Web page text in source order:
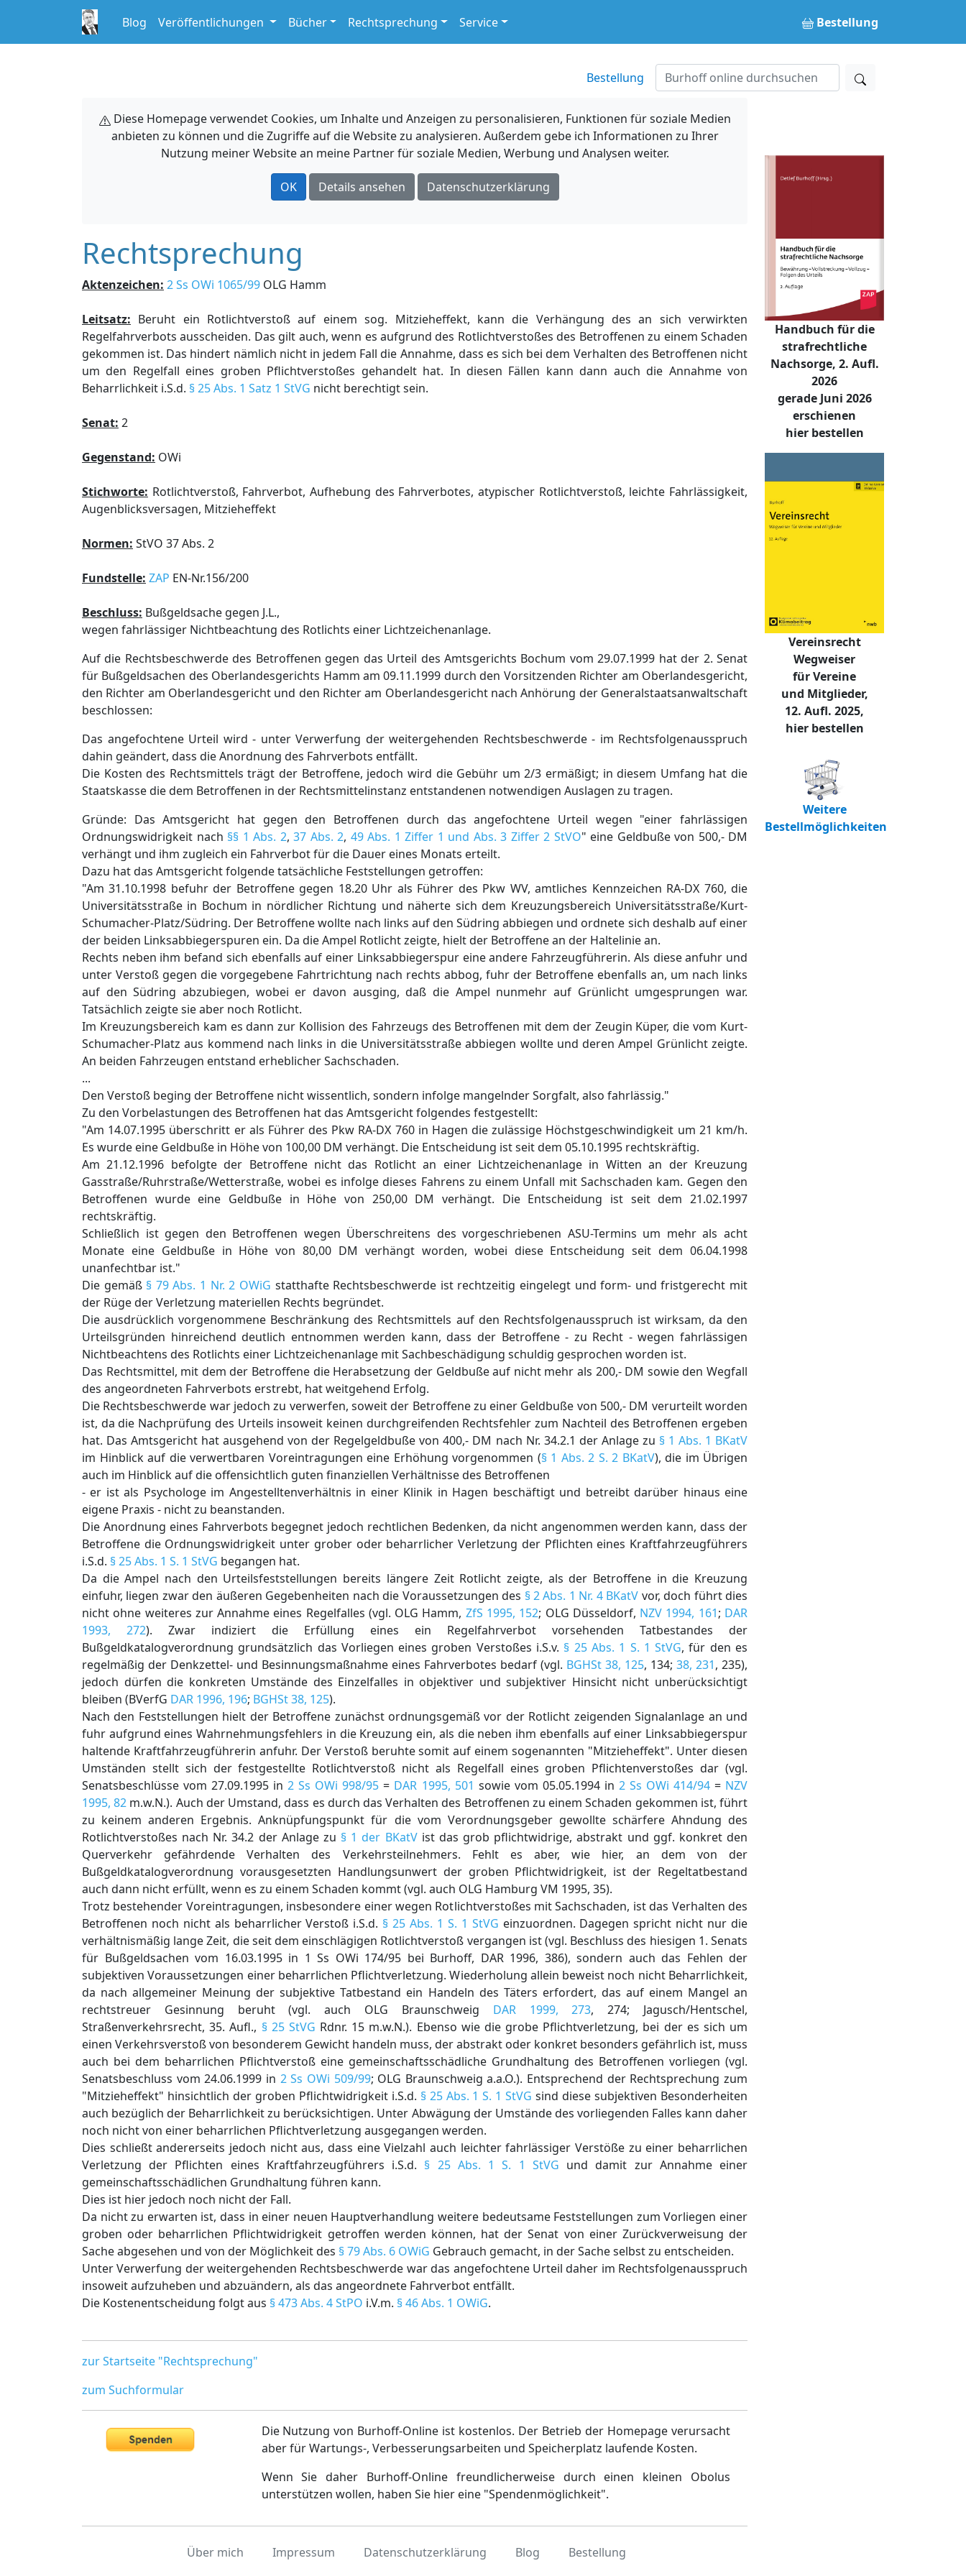
Blog Veröffentlichungen Bücher Rechtsprechung Service Bestellung
Bestellung
Diese Homepage verwendet Cookies, um Inhalte und Anzeigen zu personalisieren, Funktionen für soziale Medien
anbieten zu können und die Zugriffe auf die Website zu analysieren. Außerdem gebe ich Informationen zu Ihrer
Nutzung meiner Website an meine Partner für soziale Medien, Werbung und Analysen weiter.
OK Details ansehen Datenschutzerklärung
Rechtsprechung
Aktenzeichen: 2 Ss OWi 1065/99 OLG Hamm
Leitsatz: Beruht ein Rotlichtverstoß auf einem sog. Mitzieheffekt, kann die Verhängung des an sich verwirkten
Regelfahrverbots ausscheiden. Das gilt auch, wenn es aufgrund des Rotlichtverstoßes des Betroffenen zu einem Schaden
gekommen ist. Das hindert nämlich nicht in jedem Fall die Annahme, dass es sich bei dem Verhalten des Betroffenen nicht
um den Regelfall eines groben Pflichtverstoßes gehandelt hat. In diesen Fällen kann dann auch die Annahme von
Beharrlichkeit i.S.d. § 25 Abs. 1 Satz 1 StVG nicht berechtigt sein.
Senat: 2
Gegenstand: OWi
Stichworte: Rotlichtverstoß, Fahrverbot, Aufhebung des Fahrverbotes, atypischer Rotlichtverstoß, leichte Fahrlässigkeit,
Augenblicksversagen, Mitzieheffekt
Normen: StVO 37 Abs. 2
Fundstelle: ZAP EN-Nr.156/200
Beschluss: Bußgeldsache gegen J.L.,
wegen fahrlässiger Nichtbeachtung des Rotlichts einer Lichtzeichenanlage.
Auf die Rechtsbeschwerde des Betroffenen gegen das Urteil des Amtsgerichts Bochum vom 29.07.1999 hat der 2. Senat
für Bußgeldsachen des Oberlandesgerichts Hamm am 09.11.1999 durch den Vorsitzenden Richter am Oberlandesgericht,
den Richter am Oberlandesgericht und den Richter am Oberlandesgericht nach Anhörung der Generalstaatsanwaltschaft
beschlossen:
Das angefochtene Urteil wird - unter Verwerfung der weitergehenden Rechtsbeschwerde - im Rechtsfolgenausspruch
dahin geändert, dass die Anordnung des Fahrverbots entfällt.
Die Kosten des Rechtsmittels trägt der Betroffene, jedoch wird die Gebühr um 2/3 ermäßigt; in diesem Umfang hat die
Staatskasse die dem Betroffenen in der Rechtsmittelinstanz entstandenen notwendigen Auslagen zu tragen.
Gründe: Das Amtsgericht hat gegen den Betroffenen durch das angefochtene Urteil wegen "einer fahrlässigen
Ordnungswidrigkeit nach §§ 1 Abs. 2, 37 Abs. 2, 49 Abs. 1 Ziffer 1 und Abs. 3 Ziffer 2 StVO" eine Geldbuße von 500,- DM
verhängt und ihm zugleich ein Fahrverbot für die Dauer eines Monats erteilt.
Dazu hat das Amtsgericht folgende tatsächliche Feststellungen getroffen:
"Am 31.10.1998 befuhr der Betroffene gegen 18.20 Uhr als Führer des Pkw WV, amtliches Kennzeichen RA-DX 760, die
Universitätsstraße in Bochum in nördlicher Richtung und näherte sich dem Kreuzungsbereich Universitätsstraße/Kurt-
Schumacher-Platz/Südring. Der Betroffene wollte nach links auf den Südring abbiegen und ordnete sich deshalb auf einer
der beiden Linksabbiegerspuren ein. Da die Ampel Rotlicht zeigte, hielt der Betroffene an der Haltelinie an.
Rechts neben ihm befand sich ebenfalls auf einer Linksabbiegerspur eine andere Fahrzeugführerin. Als diese anfuhr und
unter Verstoß gegen die vorgegebene Fahrtrichtung nach rechts abbog, fuhr der Betroffene ebenfalls an, um nach links
auf den Südring abzubiegen, wobei er davon ausging, daß die Ampel nunmehr auf Grünlicht umgesprungen war.
Tatsächlich zeigte sie aber noch Rotlicht.
Im Kreuzungsbereich kam es dann zur Kollision des Fahrzeugs des Betroffenen mit dem der Zeugin Küper, die vom Kurt-
Schumacher-Platz aus kommend nach links in die Universitätsstraße abbiegen wollte und deren Ampel Grünlicht zeigte.
An beiden Fahrzeugen entstand erheblicher Sachschaden.
...
Den Verstoß beging der Betroffene nicht wissentlich, sondern infolge mangelnder Sorgfalt, also fahrlässig."
Zu den Vorbelastungen des Betroffenen hat das Amtsgericht folgendes festgestellt:
"Am 14.07.1995 überschritt er als Führer des Pkw RA-DX 760 in Hagen die zulässige Höchstgeschwindigkeit um 21 km/h.
Es wurde eine Geldbuße in Höhe von 100,00 DM verhängt. Die Entscheidung ist seit dem 05.10.1995 rechtskräftig.
Am 21.12.1996 befolgte der Betroffene nicht das Rotlicht an einer Lichtzeichenanlage in Witten an der Kreuzung
Gasstraße/Ruhrstraße/Wetterstraße, wobei es infolge dieses Fahrens zu einem Unfall mit Sachschaden kam. Gegen den
Betroffenen wurde eine Geldbuße in Höhe von 250,00 DM verhängt. Die Entscheidung ist seit dem 21.02.1997
rechtskräftig.
Schließlich ist gegen den Betroffenen wegen Überschreitens des vorgeschriebenen ASU-Termins um mehr als acht
Monate eine Geldbuße in Höhe von 80,00 DM verhängt worden, wobei diese Entscheidung seit dem 06.04.1998
unanfechtbar ist."
Die gemäß § 79 Abs. 1 Nr. 2 OWiG statthafte Rechtsbeschwerde ist rechtzeitig eingelegt und form- und fristgerecht mit
der Rüge der Verletzung materiellen Rechts begründet.
Die ausdrücklich vorgenommene Beschränkung des Rechtsmittels auf den Rechtsfolgenausspruch ist wirksam, da den
Urteilsgründen hinreichend deutlich entnommen werden kann, dass der Betroffene - zu Recht - wegen fahrlässigen
Nichtbeachtens des Rotlichts einer Lichtzeichenanlage mit Sachbeschädigung schuldig gesprochen worden ist.
Das Rechtsmittel, mit dem der Betroffene die Herabsetzung der Geldbuße auf nicht mehr als 200,- DM sowie den Wegfall
des angeordneten Fahrverbots erstrebt, hat weitgehend Erfolg.
Die Rechtsbeschwerde war jedoch zu verwerfen, soweit der Betroffene zu einer Geldbuße von 500,- DM verurteilt worden
ist, da die Nachprüfung des Urteils insoweit keinen durchgreifenden Rechtsfehler zum Nachteil des Betroffenen ergeben
hat. Das Amtsgericht hat ausgehend von der Regelgeldbuße von 400,- DM nach Nr. 34.2.1 der Anlage zu § 1 Abs. 1 BKatV
im Hinblick auf die verwertbaren Voreintragungen eine Erhöhung vorgenommen (§ 1 Abs. 2 S. 2 BKatV), die im Übrigen
auch im Hinblick auf die offensichtlich guten finanziellen Verhältnisse des Betroffenen
- er ist als Psychologe im Angestelltenverhältnis in einer Klinik in Hagen beschäftigt und betreibt darüber hinaus eine
eigene Praxis - nicht zu beanstanden.
Die Anordnung eines Fahrverbots begegnet jedoch rechtlichen Bedenken, da nicht angenommen werden kann, dass der
Betroffene die Ordnungswidrigkeit unter grober oder beharrlicher Verletzung der Pflichten eines Kraftfahrzeugführers
i.S.d. § 25 Abs. 1 S. 1 StVG begangen hat.
Da die Ampel nach den Urteilsfeststellungen bereits längere Zeit Rotlicht zeigte, als der Betroffene in die Kreuzung
einfuhr, liegen zwar den äußeren Gegebenheiten nach die Voraussetzungen des § 2 Abs. 1 Nr. 4 BKatV vor, doch führt dies
nicht ohne weiteres zur Annahme eines Regelfalles (vgl. OLG Hamm, ZfS 1995, 152; OLG Düsseldorf, NZV 1994, 161; DAR
1993, 272). Zwar indiziert die Erfüllung eines ein Regelfahrverbot vorsehenden Tatbestandes der
Bußgeldkatalogverordnung grundsätzlich das Vorliegen eines groben Verstoßes i.S.v. § 25 Abs. 1 S. 1 StVG, für den es
regelmäßig der Denkzettel- und Besinnungsmaßnahme eines Fahrverbotes bedarf (vgl. BGHSt 38, 125, 134; 38, 231, 235),
jedoch dürfen die konkreten Umstände des Einzelfalles in objektiver und subjektiver Hinsicht nicht unberücksichtigt
bleiben (BVerfG DAR 1996, 196; BGHSt 38, 125).
Nach den Feststellungen hielt der Betroffene zunächst ordnungsgemäß vor der Rotlicht zeigenden Signalanlage an und
fuhr aufgrund eines Wahrnehmungsfehlers in die Kreuzung ein, als die neben ihm ebenfalls auf einer Linksabbiegerspur
haltende Kraftfahrzeugführerin anfuhr. Der Verstoß beruhte somit auf einem sogenannten "Mitzieheffekt". Unter diesen
Umständen stellt sich der festgestellte Rotlichtverstoß nicht als Regelfall eines groben Pflichtenverstoßes dar (vgl.
Senatsbeschlüsse vom 27.09.1995 in2 Ss OWi 998/95 = DAR 1995, 501 sowie vom 05.05.1994 in 2 Ss OWi 414/94= NZV
1995, 82 m.w.N.). Auch der Umstand, dass es durch das Verhalten des Betroffenen zu einem Schaden gekommen ist, führt
zu keinem anderen Ergebnis. Anknüpfungspunkt für die vom Verordnungsgeber gewollte schärfere Ahndung des
Rotlichtverstoßes nach Nr. 34.2 der Anlage zu § 1 der BKatVist das grob pflichtwidrige, abstrakt und ggf. konkret den
Querverkehr gefährdende Verhalten des Verkehrsteilnehmers. Fehlt es aber, wie hier, an dem von der
Bußgeldkatalogverordnung vorausgesetzten Handlungsunwert der groben Pflichtwidrigkeit, ist der Regeltatbestand
auch dann nicht erfüllt, wenn es zu einem Schaden kommt (vgl. auch OLG Hamburg VM 1995, 35).
Trotz bestehender Voreintragungen, insbesondere einer wegen Rotlichtverstoßes mit Sachschaden, ist das Verhalten des
Betroffenen noch nicht als beharrlicher Verstoß i.S.d. § 25 Abs. 1 S. 1 StVG einzuordnen. Dagegen spricht nicht nur die
verhältnismäßig lange Zeit, die seit dem einschlägigen Rotlichtverstoß vergangen ist (vgl. Beschluss des hiesigen 1. Senats
für Bußgeldsachen vom 16.03.1995 in 1 Ss OWi 174/95 bei Burhoff, DAR 1996, 386), sondern auch das Fehlen der
subjektiven Voraussetzungen einer beharrlichen Pflichtverletzung. Wiederholung allein beweist noch nicht Beharrlichkeit,
da nach allgemeiner Meinung der subjektive Tatbestand ein Handeln des Täters erfordert, das auf einem Mangel an
rechtstreuer Gesinnung beruht (vgl. auch OLG Braunschweig DAR 1999, 273, 274; Jagusch/Hentschel,
Straßenverkehrsrecht, 35. Aufl., § 25 StVG Rdnr. 15 m.w.N.). Ebenso wie die grobe Pflichtverletzung, bei der es sich um
einen Verkehrsverstoß von besonderem Gewicht handeln muss, der abstrakt oder konkret besonders gefährlich ist, muss
auch bei dem beharrlichen Pflichtverstoß eine gemeinschaftsschädliche Grundhaltung des Betroffenen vorliegen (vgl.
Senatsbeschluss vom 24.06.1999 in 2 Ss OWi 509/99; OLG Braunschweig a.a.O.). Entsprechend der Rechtsprechung zum
"Mitzieheffekt" hinsichtlich der groben Pflichtwidrigkeit i.S.d. § 25 Abs. 1 S. 1 StVG sind diese subjektiven Besonderheiten
auch bezüglich der Beharrlichkeit zu berücksichtigen. Unter Abwägung der Umstände des vorliegenden Falles kann daher
noch nicht von einer beharrlichen Pflichtverletzung ausgegangen werden.
Dies schließt andererseits jedoch nicht aus, dass eine Vielzahl auch leichter fahrlässiger Verstöße zu einer beharrlichen
Verletzung der Pflichten eines Kraftfahrzeugführers i.S.d. § 25 Abs. 1 S. 1 StVG und damit zur Annahme einer
gemeinschaftsschädlichen Grundhaltung führen kann.
Dies ist hier jedoch noch nicht der Fall.
Da nicht zu erwarten ist, dass in einer neuen Hauptverhandlung weitere bedeutsame Feststellungen zum Vorliegen einer
groben oder beharrlichen Pflichtwidrigkeit getroffen werden können, hat der Senat von einer Zurückverweisung der
Sache abgesehen und von der Möglichkeit des § 79 Abs. 6 OWiG Gebrauch gemacht, in der Sache selbst zu entscheiden.
Unter Verwerfung der weitergehenden Rechtsbeschwerde war das angefochtene Urteil daher im Rechtsfolgenausspruch
insoweit aufzuheben und abzuändern, als das angeordnete Fahrverbot entfällt.
Die Kostenentscheidung folgt aus § 473 Abs. 4 StPO i.V.m. § 46 Abs. 1 OWiG.
zur Startseite "Rechtsprechung"
zum Suchformular
Die Nutzung von Burhoff-Online ist kostenlos. Der Betrieb der Homepage verursacht
aber für Wartungs-, Verbesserungsarbeiten und Speicherplatz laufende Kosten.
Wenn Sie daher Burhoff-Online freundlicherweise durch einen kleinen Obolus
unterstützen wollen, haben Sie hier eine "Spendenmöglichkeit".
Über mich Impressum Datenschutzerklärung Blog Bestellung
Handbuch für die
strafrechtliche
Nachsorge, 2. Aufl.
2026
gerade Juni 2026
erschienen
hier bestellen
Vereinsrecht
Wegweiser
für Vereine
und Mitglieder,
12. Aufl. 2025,
hier bestellen
Weitere
Bestellmöglichkeiten